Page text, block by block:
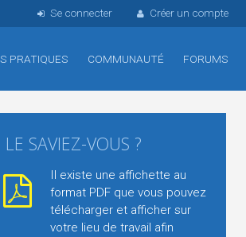
Se connecter Créer un compte
PRATIQUES COMMUNAUTÉ FORUMS
LE SAVIEZ-VOUS ?
Il existe une affichette au
format PDF que vous pouvez
télécharger et afficher sur
votre lieu de travail afin